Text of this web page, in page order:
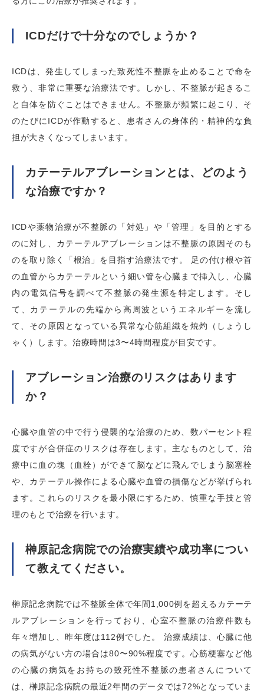
ICDだけで十分なのでしょうか？
ICDは、発生してしまった致死性不整脈を止めることで命を
救う、非常に重要な治療法です。しかし、不整脈が起きるこ
と自体を防ぐことはできません。不整脈が頻繁に起こり、そ
のたびにICDが作動すると、患者さんの身体的・精神的な負
担が大きくなってしまいます。
カテーテルアブレーションとは、どのよう
な治療ですか？
ICDや薬物治療が不整脈の「対処」や「管理」を目的とする
のに対し、カテーテルアブレーションは不整脈の原因そのも
のを取り除く「根治」を目指す治療法です。 足の付け根や首
の血管からカテーテルという細い管を心臓まで挿入し、心臓
内の電気信号を調べて不整脈の発生源を特定します。そし
て、カテーテルの先端から高周波というエネルギーを流し
て、その原因となっている異常な心筋組織を焼灼（しょうし
ゃく）します。治療時間は3〜4時間程度が目安です。
アブレーション治療のリスクはあります
か？
心臓や血管の中で行う侵襲的な治療のため、数パーセント程
度ですが合併症のリスクは存在します。主なものとして、治
療中に血の塊（血栓）ができて脳などに飛んでしまう脳塞栓
や、カテーテル操作による心臓や血管の損傷などが挙げられ
ます。これらのリスクを最小限にするため、慎重な手技と管
理のもとで治療を行います。
榊󠄀󠄀󠄀󠄀󠄀󠄀原記念病院での治療実績や成功率につい
て教えてください。
榊󠄀󠄀󠄀󠄀󠄀原記念病院では不整脈全体で年間1,000例を超えるカテーテ
ルアブレーションを行っており、心室不整脈の治療件数も
年々増加し、昨年度は112例でした。 治療成績は、心臓に他
の病気がない方の場合は80〜90%程度です。心筋梗塞など他
の心臓の病気をお持ちの致死性不整脈の患者さんについて
は、榊󠄀󠄀󠄀󠄀󠄀原記念病院の最近2年間のデータでは72%となっていま